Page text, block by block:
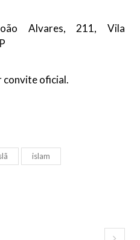
Alvares, 211, Vila
convite oficial.
islam